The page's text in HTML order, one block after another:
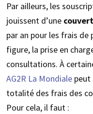
Par ailleurs, les
jouissent d’une
par an pour les frais de
figure, la prise en
consultations. À
AG2R La Mondialepeut
totalité des frais des
Pour cela, il faut :